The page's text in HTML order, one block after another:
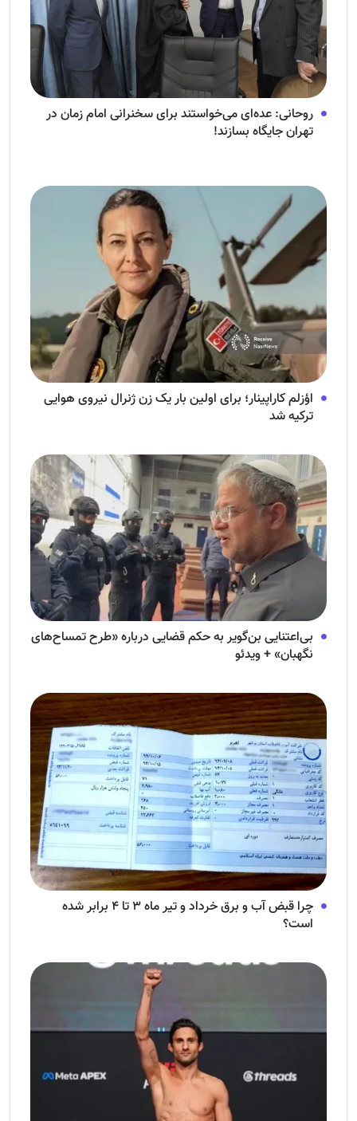
روحانی: عده‌ای می‌خواستند برای سخنرانی امام زمان در
تهران جایگاه بسازند!
اؤزلم کاراپینار؛ برای اولین بار یک زن ژنرال نیروی هوایی
ترکیه شد
بی‌اعتنایی بن‌گویر به حکم قضایی درباره «طرح تمساح‌های
نگهبان» + ویدئو
چرا قبض آب و برق خرداد و تیر ماه ۳ تا ۴ برابر شده
است؟